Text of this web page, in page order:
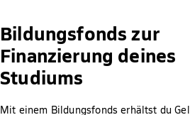
Bildungsfonds zur
Finanzierung deines
Studiums
Mit einem Bildungsfonds erhältst du